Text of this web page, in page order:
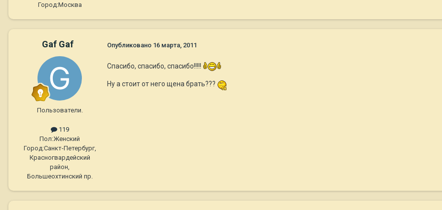
Город:Москва
Gaf Gaf
Пользователи.
119
Пол:Женский
Город:Санкт-Петербург,
Красногвардейский
район,
Большеохтинский пр.
Опубликовано 16 марта, 2011
Спасибо, спасибо, спасибо!!!!!
Ну а стоит от него щена брать???